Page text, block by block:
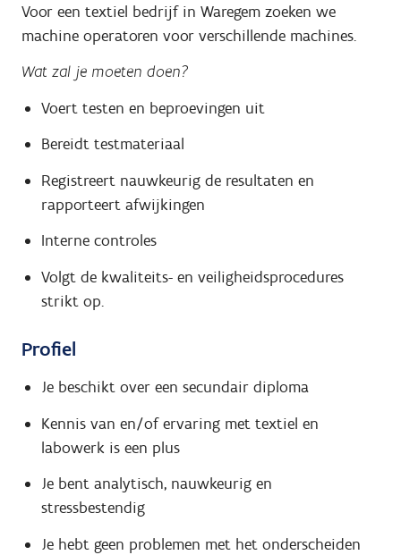
Voor een textiel bedrijf in Waregem zoeken we
machine operatoren voor verschillende machines.
Wat zal je moeten doen?
Voert testen en beproevingen uit
Bereidt testmateriaal
Registreert nauwkeurig de resultaten en
rapporteert afwijkingen
Interne controles
Volgt de kwaliteits- en veiligheidsprocedures
strikt op.
Profiel
Je beschikt over een secundair diploma
Kennis van en/of ervaring met textiel en
labowerk is een plus
Je bent analytisch, nauwkeurig en
stressbestendig
Je hebt geen problemen met het onderscheiden